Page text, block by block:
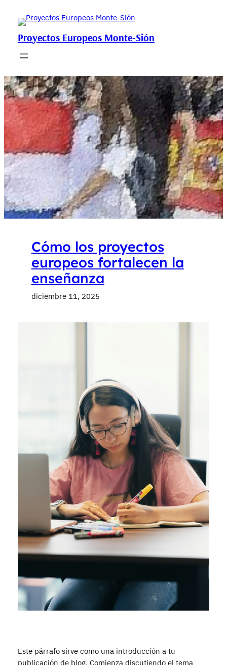
contenido
Proyectos Europeos Monte-Sión
Cómo los proyectos
europeos fortalecen la
enseñanza
diciembre 11, 2025
Este párrafo sirve como una introducción a tu
publicación de blog. Comienza discutiendo el tema